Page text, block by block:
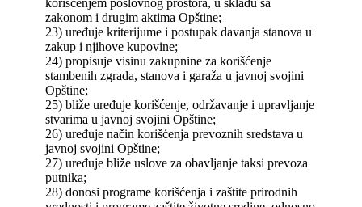
korišćenjem poslovnog prostora, u skladu sa
zakonom i drugim aktima Opštine;
23) uređuje kriterijume i postupak davanja stanova u
zakup i njihove kupovine;
24) propisuje visinu zakupnine za korišćenje
stambenih zgrada, stanova i garaža u javnoj svojini
Opštine;
25) bliže uređuje korišćenje, održavanje i upravljanje
stvarima u javnoj svojini Opštine;
26) uređuje način korišćenja prevoznih sredstava u
javnoj svojini Opštine;
27) uređuje bliže uslove za obavljanje taksi prevoza
putnika;
28) donosi programe korišćenja i zaštite prirodnih